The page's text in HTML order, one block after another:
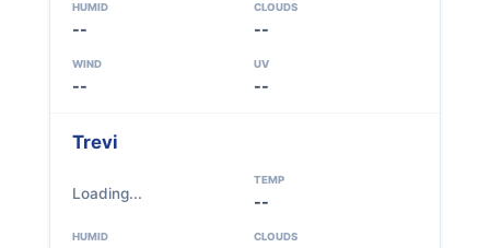
HUMID
--
CLOUDS
--
WIND
--
UV
--
Trevi
Loading...
TEMP
--
HUMID CLOUDS